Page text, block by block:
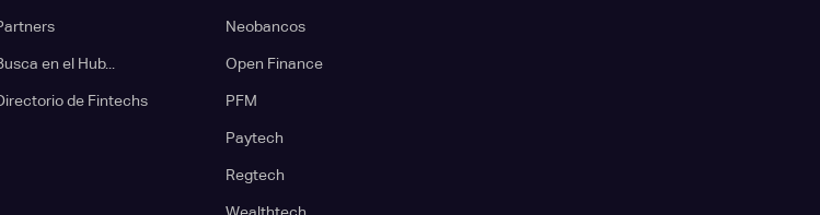
en el Hub...
de Fintechs
Neobancos
Open Finance
PFM
Paytech
Regtech